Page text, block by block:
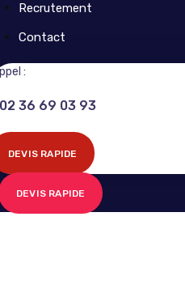
Recrutement
Contact
:
02 36 69 03 93
DEVIS RAPIDE
DEVIS RAPIDE